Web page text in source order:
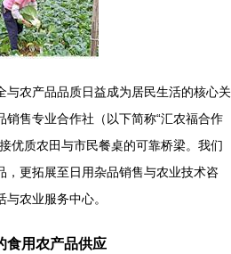
与农产品品质日益成为居民生活的核心关
售专业合作社（以下简称“汇农福合作
优质农田与市民餐桌的可靠桥梁。我们
，更拓展至日用杂品销售与农业技术咨
农业服务中心。
食用农产品供应